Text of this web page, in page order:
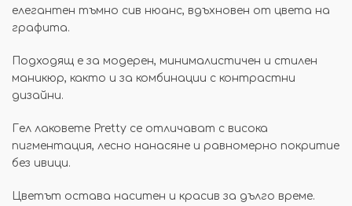
елегантен тъмно сив нюанс, вдъхновен от цвета на
графита.
Подходящ е за модерен, минималистичен и стилен
маникюр, както и за комбинации с контрастни
дизайни.
Гел лаковете Pretty се отличават с висока
пигментация, лесно нанасяне и равномерно покритие
без ивици.
Цветът остава наситен и красив за дълго време.